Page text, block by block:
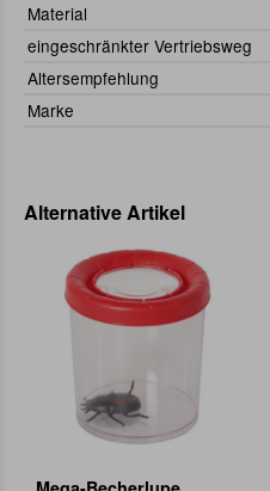
Material
eingeschränkter Vertriebsweg
Altersempfehlung
Marke
Alternative Artikel